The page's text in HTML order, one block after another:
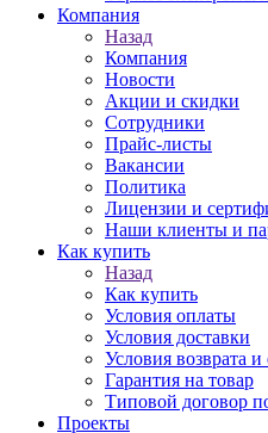
Компания
Назад
Компания
Новости
Акции и скидки
Сотрудники
Прайс-листы
Вакансии
Политика
Лицензии и
Наши клиенты и
Как купить
Назад
Как купить
Условия оплаты
Условия доставки
Условия возврата и
Гарантия на товар
Типовой договор
Проекты